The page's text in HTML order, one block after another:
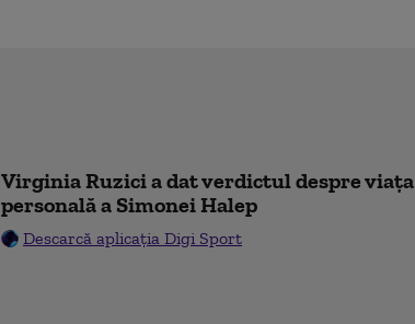
Virginia Ruzici a dat verdictul despre viața
personală a Simonei Halep
Descarcă aplicația Digi Sport